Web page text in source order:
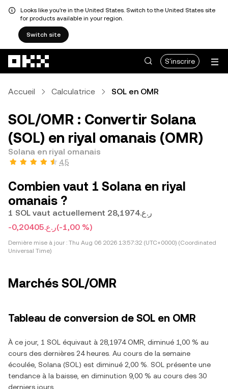
Looks like you're in the United States. Switch to the United States site
for products available in your region.
Switch site
S'inscrire
Accueil Calculatrice SOL en OMR
SOL/OMR : Convertir Solana
(SOL) en riyal omanais (OMR)
Solana en riyal omanais
4,5
Combien vaut 1 Solana en riyal
omanais ?
1 SOL vaut actuellement ر.ع.28,1974
-ر.ع.0,20405(-1,00 %)
Dernière mise à jour : Thu Aug 06 2026 13:57:32 (UTC+0000) (Coordinated
Universal Time)
Marchés SOL/OMR
Tableau de conversion de SOL en OMR
À ce jour, 1 SOL équivaut à 28,1974 OMR, diminué 1,00 % au
cours des dernières 24 heures. Au cours de la semaine
écoulée, Solana (SOL) est diminué 2,00 %. SOL présente une
tendance à la baisse, en diminution 9,00 % au cours des 30
derniers jours.